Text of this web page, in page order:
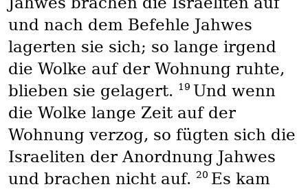
und nach dem Befehle Jahwes
lagerten sie sich; so lange irgend
die Wolke auf der Wohnung ruhte,
blieben sie gelagert. 19 Und wenn
die Wolke lange Zeit auf der
Wohnung verzog, so fügten sich die
Israeliten der Anordnung Jahwes
und brachen nicht auf. 20 Es kam